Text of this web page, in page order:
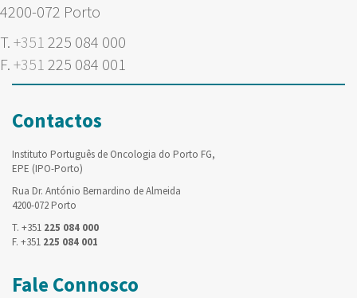
4200-072 Porto
T. +351 225 084 000
F. +351 225 084 001
Contactos
Instituto Português de Oncologia do Porto FG,
EPE (IPO-Porto)
Rua Dr. António Bernardino de Almeida
4200-072 Porto
T. +351 225 084 000
F. +351 225 084 001
Fale Connosco